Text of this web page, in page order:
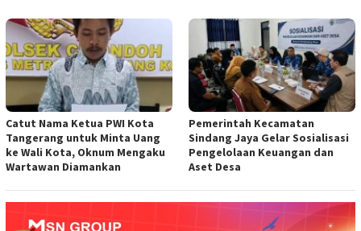
Catut Nama Ketua PWI Kota
Tangerang untuk Minta Uang
ke Wali Kota, Oknum Mengaku
Wartawan Diamankan
Pemerintah Kecamatan
Sindang Jaya Gelar Sosialisasi
Pengelolaan Keuangan dan
Aset Desa